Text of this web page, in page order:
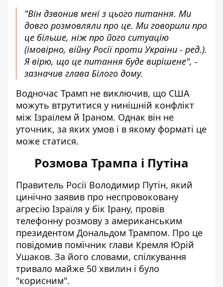
"Він дзвонив мені з цього питання. Ми
довго розмовляли про це. Ми говорили про
це більше, ніж про його ситуацію
(імовірно, війну Росії проти України - ред.).
Я вірю, що це питання буде вирішене", -
зазначив глава Білого дому.
Водночас Трамп не виключив, що США
можуть втрутитися у нинішній конфлікт
між Ізраїлем й Іраном. Однак він не
уточник, за яких умов і в якому форматі це
може статися.
Розмова Трампа і Путіна
Правитель Росії Володимир Путін, який
цинічно заявив про неспровоковану
агресію Ізраїля у бік Ірану, провів
телефонну розмову з американським
президентом Дональдом Трампом. Про це
повідомив помічник глави Кремля Юрій
Ушаков. За його словами, спілкування
тривало майже 50 хвилин і було
"корисним".